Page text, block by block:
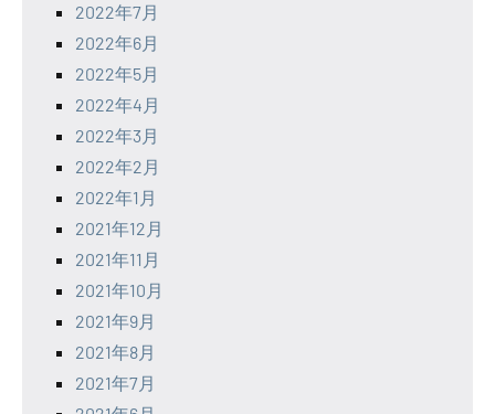
2022年7月
2022年6月
2022年5月
2022年4月
2022年3月
2022年2月
2022年1月
2021年12月
2021年11月
2021年10月
2021年9月
2021年8月
2021年7月